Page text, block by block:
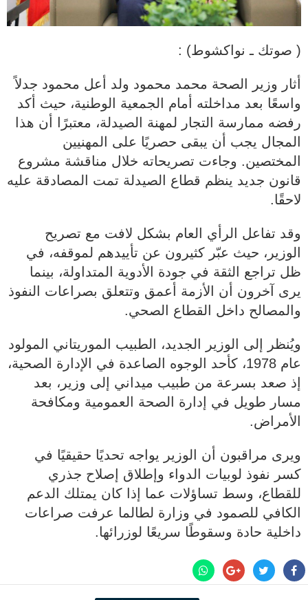
( صوتك ـ نواكشوط) :
أثار وزير الصحة محمد محمود ولد أعل محمود جدلاً
واسعًا بعد مداخلته أمام الجمعية الوطنية، حيث أكد
رفضه ممارسة التجار لمهنة الصيدلة، معتبرًا أن هذا
المجال يجب أن يبقى حصريًا على المهنيين
المختصين. وجاءت تصريحاته خلال مناقشة مشروع
قانون جديد ينظم قطاع الصيدلة تمت المصادقة عليه
لاحقًا.
وقد تفاعل الرأي العام بشكل لافت مع تصريح
الوزير، حيث عبّر كثيرون عن تأييدهم لموقفه، في
ظل تراجع الثقة في جودة الأدوية المتداولة، بينما
يرى آخرون أن الأزمة أعمق وتتعلق بصراعات النفوذ
والمصالح داخل القطاع الصحي.
ويُنظر إلى الوزير الجديد، الطبيب الموريتاني المولود
عام 1978، كأحد الوجوه الصاعدة في الإدارة الصحية،
إذ صعد بسرعة من طبيب ميداني إلى وزير، بعد
مسار طويل في إدارة الصحة العمومية ومكافحة
الأمراض.
ويرى مراقبون أن الوزير يواجه تحديًا حقيقيًا في
كسر نفوذ لوبيات الدواء وإطلاق إصلاح جذري
للقطاع، وسط تساؤلات عما إذا كان يمتلك الدعم
الكافي للصمود في وزارة لطالما عرفت صراعات
داخلية حادة وسقوطًا سريعًا لوزرائها.